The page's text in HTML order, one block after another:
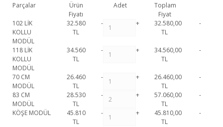
Parçalar
Ürün
Fiyatı
Adet
Toplam
Fiyat
102 LİK
KOLLU
MODÜL
32.580
TL
- +
32.580,00
TL
-
118 LİK
KOLLU
MODÜL
34.560
TL
- +
34.560,00
TL
-
70 CM
MODÜL
26.460
TL
- +
26.460,00
TL
-
83 CM
MODÜL
28.530
TL
- +
57.060,00
TL
-
KÖŞE MODÜL
45.810
TL
- +
45.810,00
TL
-